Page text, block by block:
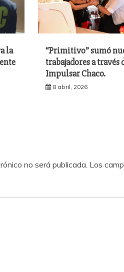
la
“Primitivo” sumó
trabajadores a través
Impulsar Chaco.
8 abril, 2026
no será publicada. Los